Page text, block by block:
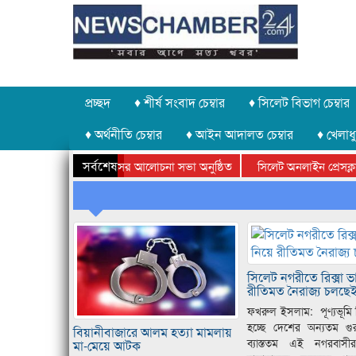
প্রচ্ছদ ♦ শীর্ষ সংবাদ চেম্বার ♦ সিলেট বিভাগ চেম্বার
♦ অর্থনীতি চেম্বার
♦ আইন আদালত চেম্বার ♦
সর্বশেষ
গণঅভ্যুত্থান দিবসের আলোচনা সভা অনুষ্ঠিত সিলেট অনলাইন প্রেসক্লাবের
কানাইঘাটের কিশোর
বিয়ানীবাজারে আলম হত্যা মামলায়
মা-মেয়ে আটক
সিলেট নগরীতে রিক্সা
রীতিমত নৈরাজ্য
ফখরুল ইসলাম: পূণ্যভূমি
হচ্ছে দেশের অন্যতম
ব্যাস্ততম এই